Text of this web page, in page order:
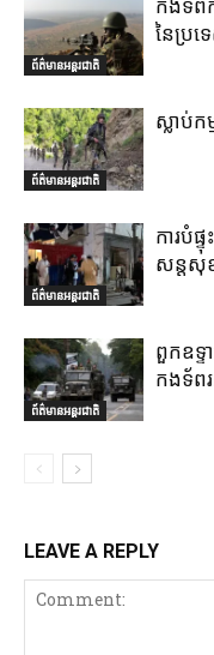
ព័ត៌មានអន្តរជាតិ
កងទ័ពក
នៃប្រទ
ព័ត៌មានអន្តរជាតិ
ស្លាប់ក
ព័ត៌មានអន្តរជាតិ
ការបំផ្
សន្តសុ
ព័ត៌មានអន្តរជាតិ
ពួកឧទ្ទ
កងទ័ព
LEAVE A REPLY